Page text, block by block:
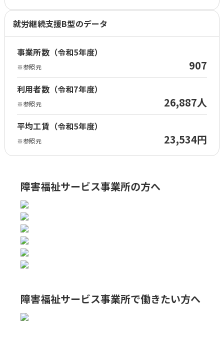
就労継続支援B型のデータ
事業所数（令和5年度）
※参照元 907
利用者数（令和7年度）
※参照元 26,887人
平均工賃（令和5年度）
※参照元 23,534円
障害福祉サービス事業所の方へ
障害福祉サービス事業所で働きたい方へ